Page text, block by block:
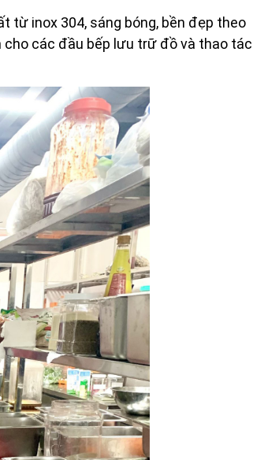
từ inox 304, sáng bóng, bền đẹp theo
các đầu bếp lưu trữ đồ và thao tác